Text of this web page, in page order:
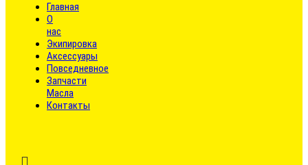
Главная
О
нас
Экипировка
Аксессуары
Повседневное
Запчасти
Масла
Контакты